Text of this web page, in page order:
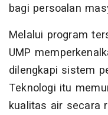
bagi persoalan
Melalui program
UMP
dilengkapi sistem
Teknologi itu
kualitas air secara